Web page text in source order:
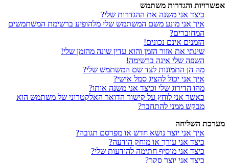
אפשרויות והגדרות משתמש
כיצד אני משנה את ההגדרות שלי?
איך אני מונע משם המשתמש שלי מלהופיע ברשימת המשתמשים
המחוברים?
הזמנים אינם נכונים!
שינתי את אזור הזמן והוא עדין שונה מהזמן שלי!
השפה שלי אינה ברשימה!
מה הן התמונות לצד שם המשתמש שלי?
איך אני יכול להציג סמל אישי?
מהו הדירוג שלי וכיצד אני משנה אותו?
כאשר אני לוחץ על קישור הדואר האלקטרוני של משתמש הוא
מבקש ממני להתחבר?
מערכת השליחה
איך אני יוצר נושא חדש או מפרסם תגובה?
כיצד אני עורך או מוחק הודעה?
כיצד אני מוסיף חתימה להודעות שלי?
כיצד אני יוצר סקר?